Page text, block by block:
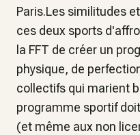
Paris.Les similitudes
ces deux sports
la FFT de créer un
physique, de
collectifs qui marient
programme sportif
(et même aux non